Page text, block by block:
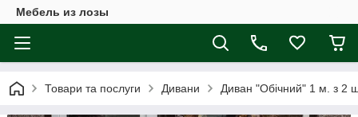
Мебель из лозы
Товари та послуги Дивани Диван "Обічний" 1 м. з 2